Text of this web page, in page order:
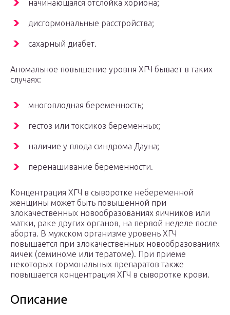
начинающаяся отслойка хориона;
дисгормональные расстройства;
сахарный диабет.
Аномальное повышение уровня ХГЧ бывает в таких
случаях:
многоплодная беременность;
гестоз или токсикоз беременных;
наличие у плода синдрома Дауна;
перенашивание беременности.
Концентрация ХГЧ в сыворотке небеременной
женщины может быть повышенной при
злокачественных новообразованиях яичников или
матки, раке других органов, на первой неделе после
аборта. В мужском организме уровень ХГЧ
повышается при злокачественных новообразованиях
яичек (семиноме или тератоме). При приеме
некоторых гормональных препаратов также
повышается концентрация ХГЧ в сыворотке крови.
Описание